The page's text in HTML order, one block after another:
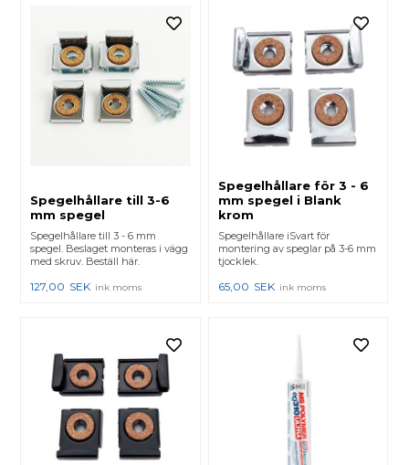
Spegelhållare till 3-6
mm spegel
Spegelhållare till 3 - 6 mm
spegel. Beslaget monteras i vägg
med skruv. Beställ här.
127,00 SEK ink moms
Spegelhållare för 3 - 6
mm spegel i Blank
krom
Spegelhållare iSvart för
montering av speglar på 3-6 mm
tjocklek.
65,00 SEK ink moms